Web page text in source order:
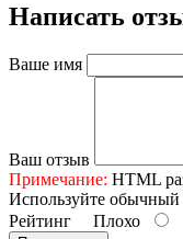
Написать
Ваше имя
Ваш отзыв
Примечание: HTML
Используйте обычный
Рейтинг Плохо